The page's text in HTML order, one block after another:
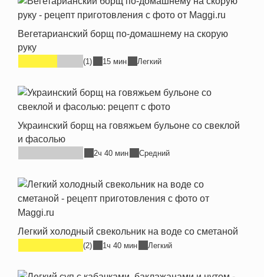
Вегетарианский борщ по-домашнему на скорую
руку
(1) 15 мин Легкий
Украинский борщ на говяжьем бульоне со свеклой
и фасолью
2ч 40 мин Средний
Легкий холодный свекольник на воде со сметаной
(2) 1ч 40 мин Легкий